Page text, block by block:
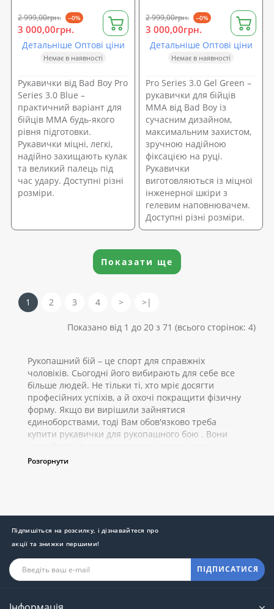
2 999,00грн. --0%
3 000,00грн.
Детальніше Оптові ціни
Немає в наявності
Рукавички від Bad Boy Pro
Series 3.0 Blue –
практичний варіант для
бійців ММА будь-якого
рівня підготовки.
Рукавички міцні, легкі,
надійно захищають кулак
та великий палець під
час удару. Доступні різні
розміри.
2 999,00грн. --0%
3 000,00грн.
Детальніше Оптові ціни
Немає в наявності
Pro Series 3.0 Gel Green –
рукавички для бійців
ММА від Bad Boy із
сучасним дизайном,
максимальним захистом,
зручною надійною
фіксацією на руці.
Рукавички
виготовляються із міцної
інженерної шкіри з
гелевим наповнювачем.
Доступні різні розміри.
Показати ще
1 2 3 4 > >|
Показано від 1 до 20 з 71 (всього сторінок: 4)
Рукопашний бій – це спорт для справжніх
чоловіків. Сьогодні його вибирають для себе все
більше людей. Не тільки ті, хто мріє досягти
професійних успіхів, а й охочі покращити фізичну
форму. Якщо ви вирішили зайнятися
єдиноборствами, тоді Вам обов'язково треба
купити рукавички для рукопашного бою . Вони
завдання удару противнику, при його захопленні
Види рукавичок Є два види рукавичок для
рукопашного бою
Спарингові
Снарядні
Перші дуже схожі на боксерські, але відрізняються
Розгорнути
Підпишіться на розсилку, і дізнавайтеся про
акції та знижки першими!
ПІДПИСАТИСЯ